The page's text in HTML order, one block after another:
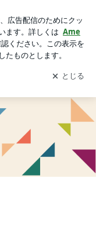
を受け取りまし
開く